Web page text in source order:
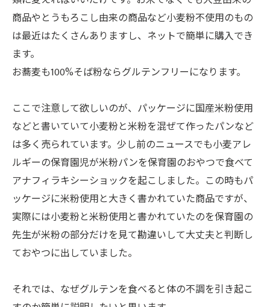
商品やとうもろこし由来の商品など小麦粉不使用のもの
は最近はたくさんありますし、ネットで簡単に購入でき
ます。
お蕎麦も100%そば粉ならグルテンフリーになります。
ここで注意して欲しいのが、パッケージに国産米粉使用
などと書いていて小麦粉と米粉を混ぜて作ったパンなど
は多く売られています。少し前のニュースでも小麦アレ
ルギーの保育園児が米粉パンを保育園のおやつで食べて
アナフィラキシーショックを起こしました。この時もパ
ッケージに米粉使用と大きく書かれていた商品ですが、
実際には小麦粉と米粉使用と書かれていたのを保育園の
先生が米粉の部分だけを見て勘違いして大丈夫と判断し
ておやつに出していました。
それでは、なぜグルテンを食べると体の不調を引き起こ